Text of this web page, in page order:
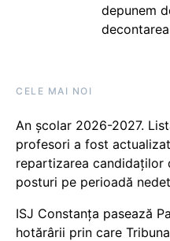
depunem
CELE MAI NOI
An școlar 2026-2027.
profesori a fost
repartizarea candidaților
posturi pe perioadă
ISJ Constanța pasează
hotărârii prin care